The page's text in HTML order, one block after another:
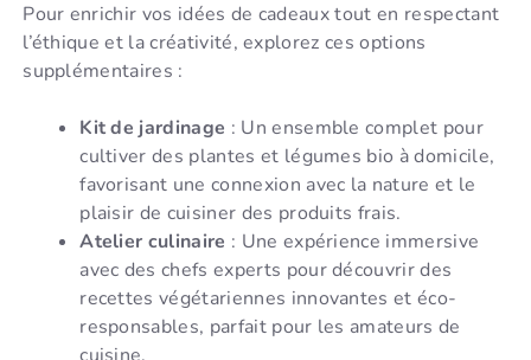
Pour enrichir vos idées de cadeaux tout en respectant
l’éthique et la créativité, explorez ces options
supplémentaires :
Kit de jardinage : Un ensemble complet pour
cultiver des plantes et légumes bio à domicile,
favorisant une connexion avec la nature et le
plaisir de cuisiner des produits frais.
Atelier culinaire : Une expérience immersive
avec des chefs experts pour découvrir des
recettes végétariennes innovantes et éco-
responsables, parfait pour les amateurs de